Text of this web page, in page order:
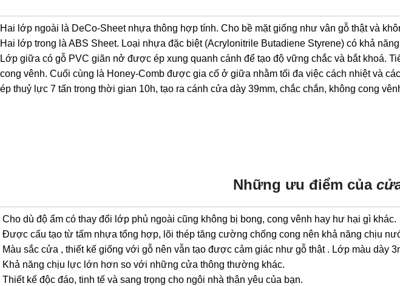
Hai lớp ngoài là DeCo-Sheet nhựa thông hợp tính. Cho bề mặt giống như vân gỗ thật và
Hai lớp trong là ABS Sheet. Loại nhựa đặc biệt (Acrylonitrile Butadiene Styrene) có khả
Lớp giữa có gỗ PVC giãn nở được ép xung quanh cánh để tạo độ vững chắc và bắt khoá.
cong vênh. Cuối cùng là Honey-Comb được gia cố ở giữa nhằm tối đa việc cách nhiệt và
ép thuỷ lực 7 tấn trong thời gian 10h, tạo ra cánh cửa dày 39mm, chắc chắn, không cong
Những ưu điểm của
Cho dù độ ẩm có thay đổi lớp phủ ngoài cũng không bị bong, cong vênh hay hư hại gì khác.
Được cấu tạo từ tấm nhựa tổng hợp, lõi thép tăng cường chống cong nên khả năng chịu
Màu sắc cửa , thiết kế giống với gỗ nên vẫn tạo được cảm giác như gỗ thật . Lớp màu dày
Khả năng chịu lực lớn hơn so với những cửa thông thường khác.
Thiết kế độc đáo, tinh tế và sang trọng cho ngôi nhà thân yêu của bạn.